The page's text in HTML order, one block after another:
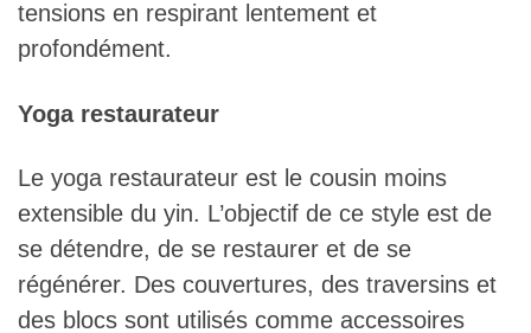
tensions en respirant lentement et
profondément.
Yoga restaurateur
Le yoga restaurateur est le cousin moins
extensible du yin. L’objectif de ce style est de
se détendre, de se restaurer et de se
régénérer. Des couvertures, des traversins et
des blocs sont utilisés comme accessoires